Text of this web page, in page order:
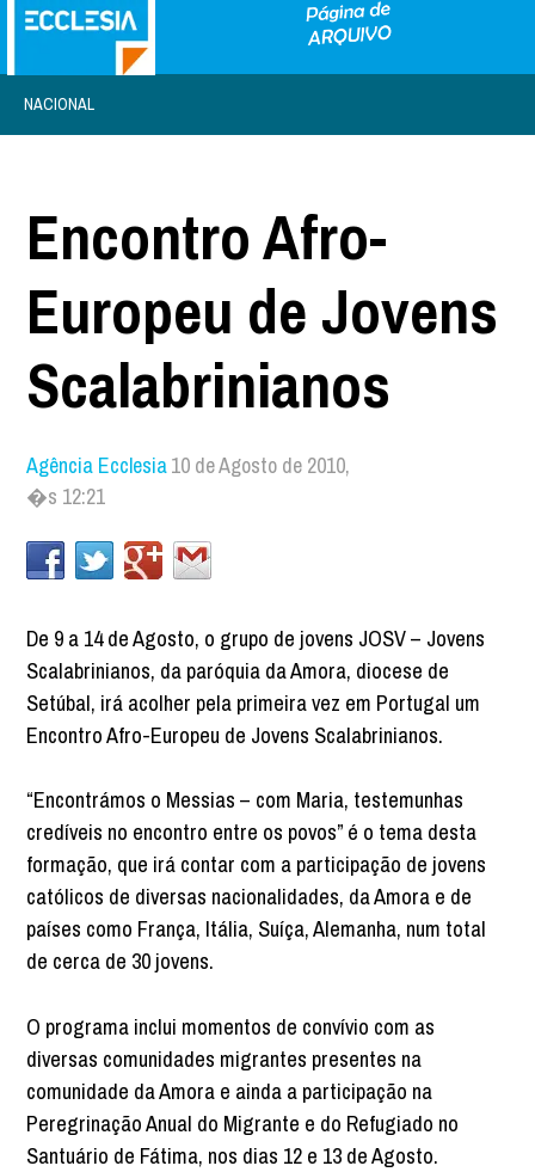
NACIONAL
Encontro Afro-
Europeu de Jovens
Scalabrinianos
Agência Ecclesia10 de Agosto de 2010,
�s 12:21
De 9 a 14 de Agosto, o grupo de jovens JOSV – Jovens
Scalabrinianos, da paróquia da Amora, diocese de
Setúbal, irá acolher pela primeira vez em Portugal um
Encontro Afro-Europeu de Jovens Scalabrinianos.
“Encontrámos o Messias – com Maria, testemunhas
credíveis no encontro entre os povos” é o tema desta
formação, que irá contar com a participação de jovens
católicos de diversas nacionalidades, da Amora e de
países como França, Itália, Suíça, Alemanha, num total
de cerca de 30 jovens.
O programa inclui momentos de convívio com as
diversas comunidades migrantes presentes na
comunidade da Amora e ainda a participação na
Peregrinação Anual do Migrante e do Refugiado no
Santuário de Fátima, nos dias 12 e 13 de Agosto.